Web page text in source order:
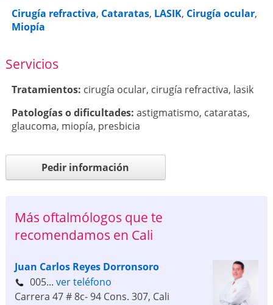
Cirugía refractiva, Cataratas, LASIK, Cirugía ocular,
Miopía
Servicios
Tratamientos: cirugía ocular, cirugía refractiva, lasik
Patologí­as o dificultades: astigmatismo, cataratas,
glaucoma, miopía, presbicia
Pedir información
Más oftalmólogos que te
recomendamos en Cali
Juan Carlos Reyes Dorronsoro
005... ver teléfono
Carrera 47 # 8c- 94 Cons. 307, Cali